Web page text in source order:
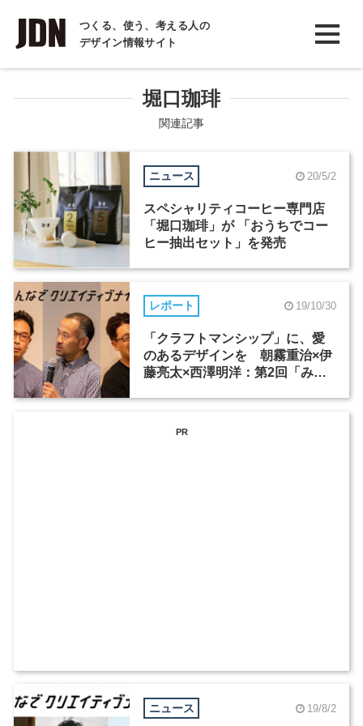
つくる、使う、考える人の
デザイン情報サイト
INTERVIEW
インタビュー
COLUMN
コラム
堀口珈琲
関連記事
ニュース 20/5/2
スペシャリティコーヒー専門店
「堀口珈琲」が 「おうちでコー
ヒー抽出セット」を発売
レポート 19/10/30
「クラフトマンシップ」に、愛
のあるデザインを 朝霧重治×伊
藤亮太×西澤明洋：第2回「みん
PR
ニュース 19/8/2